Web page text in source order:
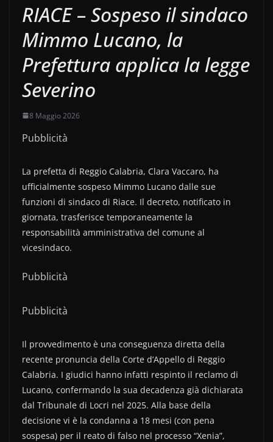
RIACE – Sospeso il sindaco
Mimmo Lucano, la
Prefettura applica la legge
Severino
8 Maggio 2026
Pubblicità
La prefetta di Reggio Calabria, Clara Vaccaro, ha
ufficialmente sospeso Mimmo Lucano dalle sue
funzioni di sindaco di Riace. Il decreto, notificato in
giornata, trasferisce temporaneamente la
responsabilità amministrativa del comune al
vicesindaco.
Pubblicità
Pubblicità
Il provvedimento è una conseguenza diretta della
recente pronuncia della Corte d’Appello di Reggio
Calabria. I giudici hanno infatti respinto il reclamo di
Lucano, confermando la sua decadenza già dichiarata
dal Tribunale di Locri nel 2025. Alla base della
decisione vi è la condanna a 18 mesi (con pena
sospesa) per il reato di falso nel processo “Xenia”,